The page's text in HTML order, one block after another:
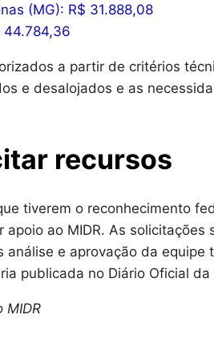
(MG): R$ 31.888,08
44.784,36
a partir de critérios
e desalojados e as
recursos
tiverem o reconhecimento
apoio ao MIDR. As
análise e aprovação da
publicada no Diário Oficial da
MIDR